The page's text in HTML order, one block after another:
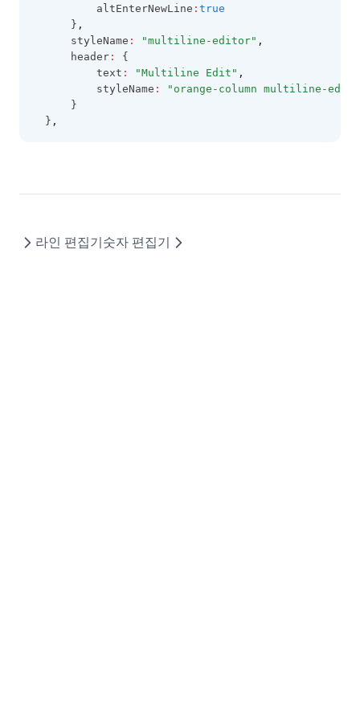
IconCellRenderer
ImageCellRenderer
LineCellEditor
LookupDataKeyValues
          altEnterNewLine
: true
      }
,
      styleName
: "multiline-editor" ,
      header
:
{
          text
: "Multiline Edit" ,
          styleName
:
"orange-column multiline-
      }
  }
,
라인 편집기 숫자 편집기